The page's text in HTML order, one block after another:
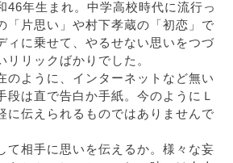
46年生まれ。中学高校時代に流行っ
「片思い」や村下孝蔵の「初恋」で
ィに乗せて、やるせない思いをつづ
リリックばかりでした。
のように、インターネットなど無い
段は直で告白か手紙。今のようにＬ
に伝えられるものではありませんで
て相手に思いを伝えるか。様々な妄